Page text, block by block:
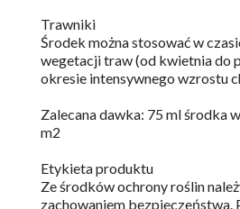
Trawniki
Środek można stosować w
wegetacji traw (od kwietnia do
okresie intensywnego wzrostu
Zalecana dawka: 75 ml środka
m2
Etykieta produktu
Ze środków ochrony roślin
zachowaniem bezpieczeństwa.